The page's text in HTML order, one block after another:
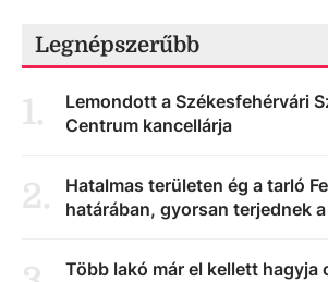
Legnépszerűbb
1.
Lemondott a Székesfehérvári
Centrum kancellárja
2.
Hatalmas területen ég a tarló
határában, gyorsan terjednek
Több lakó már el kellett hagyja